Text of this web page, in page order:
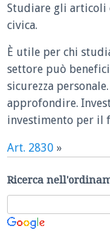
Studiare gli articoli
civica.
È utile per chi
settore può
sicurezza
approfondire.
investimento per il
Art. 2830 »
Ricerca